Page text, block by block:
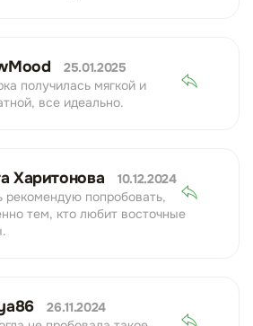
25.01.2025
получилась мягкой и
все идеально.
Харитонова
10.12.2024
рекомендую попробовать,
тем, кто любит восточные
26.11.2024